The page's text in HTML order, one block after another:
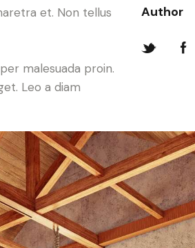
et. Non tellus
malesuada proin.
Leo a diam
Author